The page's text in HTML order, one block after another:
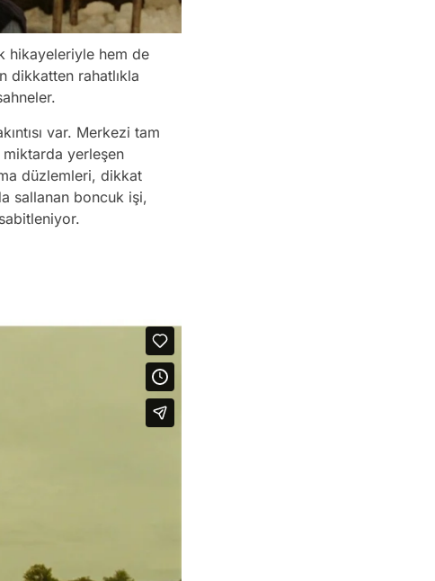
hikayeleriyle hem de
dikkatten rahatlıkla
var. Merkezi tam
miktarda yerleşen
düzlemleri, dikkat
sallanan boncuk işi,